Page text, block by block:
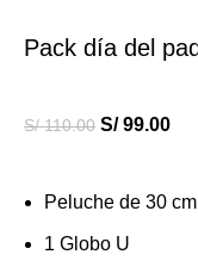
S/110.00 S/99.00
Peluche de 30 cm
1 Globo U